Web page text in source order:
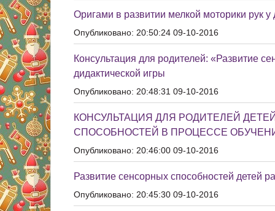
Оригами в развитии мелкой моторики рук у
Опубликовано: 20:50:24 09-10-2016
Консультация для родителей: «Развитие
дидактической игры
Опубликовано: 20:48:31 09-10-2016
КОНСУЛЬТАЦИЯ ДЛЯ РОДИТЕЛЕЙ
СПОСОБНОСТЕЙ В ПРОЦЕССЕ
Опубликовано: 20:46:00 09-10-2016
Развитие сенсорных способностей детей
Опубликовано: 20:45:30 09-10-2016